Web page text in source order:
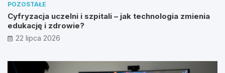
POZOSTAŁE
Cyfryzacja uczelni i szpitali – jak technologia zmienia
edukację i zdrowie?
22 lipca 2026